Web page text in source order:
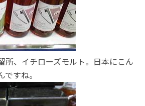
所、イチローズモルト。日本にこん
すね。